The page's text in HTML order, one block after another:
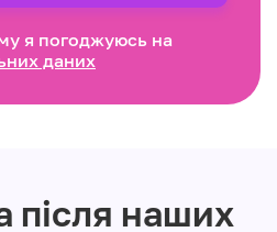
я погоджуюсь на
даних
після наших